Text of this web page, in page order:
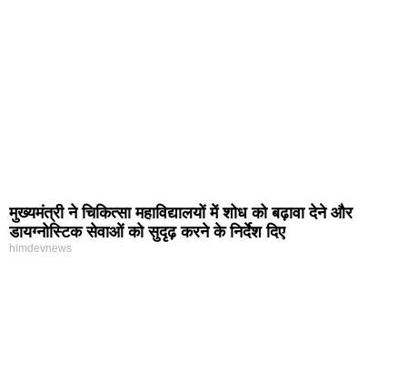
मुख्यमंत्री ने चिकित्सा महाविद्यालयों में शोध को बढ़ावा देने और
डायग्नोस्टिक सेवाओं को सुदृढ़ करने के निर्देश दिए
himdevnews